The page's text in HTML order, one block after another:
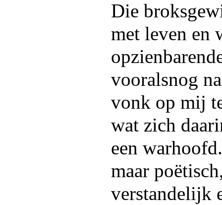
Die
met leven en
vooralsnog
vonk op mij
wat zich
een
maar
verstandelijk